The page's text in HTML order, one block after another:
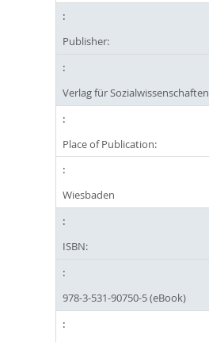
Publisher:
Verlag für Sozialwissenschaften
Place of Publication:
Wiesbaden
ISBN:
978-3-531-90750-5 (eBook)